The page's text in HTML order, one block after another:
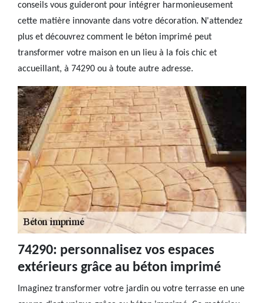
conseils vous guideront pour intégrer harmonieusement
cette matière innovante dans votre décoration. N'attendez
plus et découvrez comment le béton imprimé peut
transformer votre maison en un lieu à la fois chic et
accueillant, à 74290 ou à toute autre adresse.
74290: personnalisez vos espaces
extérieurs grâce au béton imprimé
Imaginez transformer votre jardin ou votre terrasse en une